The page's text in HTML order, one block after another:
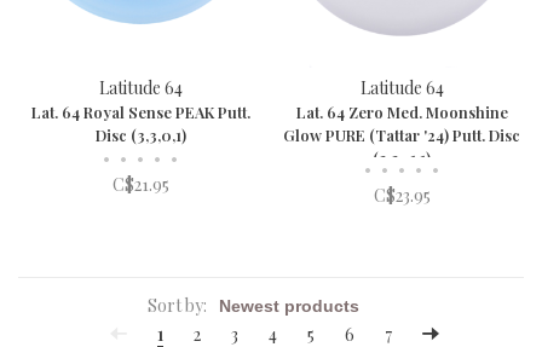
Latitude 64
Lat. 64 Royal Sense PEAK Putt.
Disc (3,3,0,1)
• • • • •
C$21.95
Latitude 64
Lat. 64 Zero Med. Moonshine
Glow PURE (Tattar '24) Putt. Disc
(3,3,-1,1)
• • • • •
C$23.95
Sort by:
1
2 3 4 5 6
7